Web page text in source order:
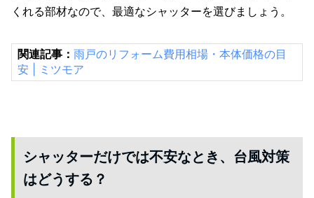
くれる部材なので、最適なシャッターを選びましょう。
関連記事： 雨戸のリフォーム費用相場・本体価格の目
安 | ミツモア
シャッターだけでは不安なとき、台風対策
はどうする？